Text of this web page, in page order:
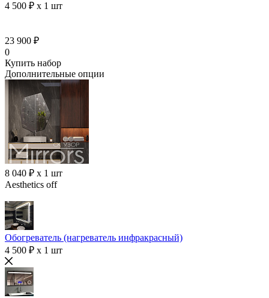
4 500 ₽ x 1 шт
23 900 ₽
0
Купить набор
Дополнительные опции
8 040 ₽ x 1 шт
Aesthetics off
Обогреватель (нагреватель инфракрасный)
4 500 ₽ x 1 шт